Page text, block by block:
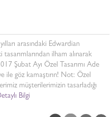
arasındaki Edwardian
tasarımlarından ilham alınarak
Şubat Ayı Özel Tasarımı Ade
ile göz kamaştırın! Not: Özel
müşterilerimizin tasarladığı
Bilgi